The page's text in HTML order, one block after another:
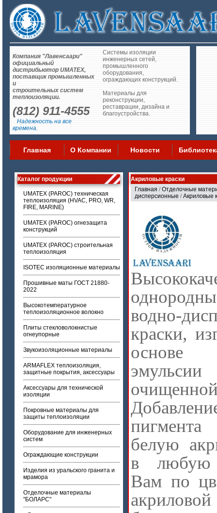
Компания "Лавенсаари"
официальный
дистрибьютор UMATEX,
поставщик промышленных
и
строительных систем
теплоизоляции.
(812) 911-4555
Надежность на все
времена.
Системы изоляции
инженерных сетей,
промышленного
оборудования,
ограждающих конструкций.
Материалы для
реконструкции,
реставрации, дизайна и
благоустройства.
Главная О Компании Новости
Каталог продукции
UMATEX (PAROC) техническая
теплоизоляция (HVAC, PRO, WR,
FIRE, MARINE)
UMATEX (PAROC) огнезащита
конструкций
UMATEX (PAROC) строительная
теплоизоляция
ISOTEC изоляционные материалы
Прошивные маты ГОСТ 21880-
2022
Высокотемпературное
теплоизоляционное волокно
Плиты стекловолокнистые
огнеупорные
Звукоизоляционные материалы
ARMAFLEX теплоизоляция,
защитные покрытия, аксессуары
Аксессуары для технической
изоляции
Покровные материалы для
защиты теплоизоляции
Оборудование для инженерных
систем
Ограждающие конструкции
Изделия из уральского гранита и
мрамора
Отделочные материалы
"БОЛАРС"
Акриловые краски
Главная /Отделочные
дисперсионные /Акриловые
водно-
краски,
основе
белую
в любую
Вам по